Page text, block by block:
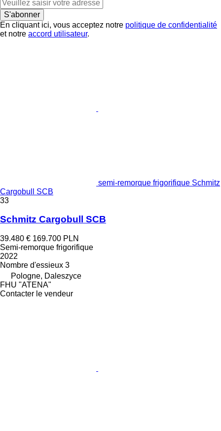
S'abonner
En cliquant ici, vous acceptez notre politique de confidentialité
et notre accord utilisateur.
semi-remorque frigorifique Schmitz
Cargobull SCB
33
Schmitz Cargobull SCB
39.480 € 169.700 PLN
Semi-remorque frigorifique
2022
Nombre d'essieux 3
Pologne, Daleszyce
FHU "ATENA"
Contacter le vendeur